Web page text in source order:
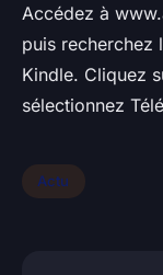
Accédez à
puis recherchez
Kindle. Cliquez
sélectionnez
Actu